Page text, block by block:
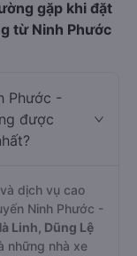
gặp khi đặt
từ Ninh Phước
Phước -
được
dịch vụ cao
Ninh Phước -
Linh, Dũng Lệ
những nhà xe